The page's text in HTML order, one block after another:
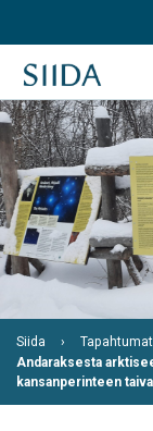
Siida
Tapahtumat
Andaraksesta
kansanperinteen